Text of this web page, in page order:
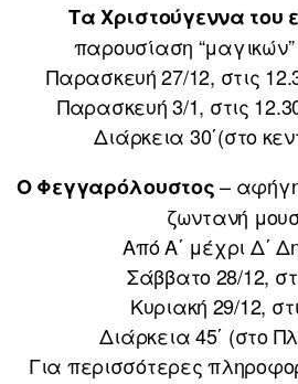
Τα Χριστούγεννα του
παρουσίαση
Παρασκευή 27/12, στις
Παρασκευή 3/1, στις
Διάρκεια 30΄(στο
Ο Φεγγαρόλουστος–
ζωντανή
Από Α΄ μέχρι Δ΄
Σάββατο 28/12,
Κυριακή 29/12,
Διάρκεια 45΄ (στο
Για περισσότερες